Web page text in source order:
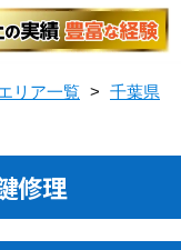
リア一覧 > 千葉県
修理